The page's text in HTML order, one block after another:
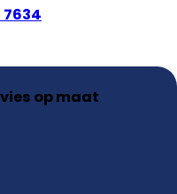
7634
op maat